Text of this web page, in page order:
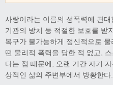
사랑이라는 이름의 성폭력에 관
기관의 방치 등 적절한 보호를 받
복구가 불가능하게 정신적으로
떤 물리적 폭력을 당한 적 없고,
다는 점 때문에, 오랜 기간 자기
상적인 삶의 주변부에서 방황한다.